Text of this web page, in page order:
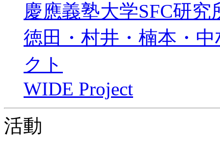
慶應義塾大学SFC研究
徳田・村井・楠本・
クト
WIDE Project
活動